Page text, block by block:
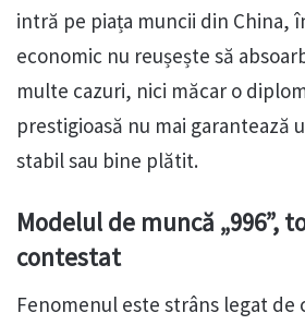
intră pe piața muncii din China,
economic nu reușește să
multe cazuri, nici măcar o
prestigioasă nu mai garantează
stabil sau bine plătit.
Modelul de muncă „996”,
contestat
Fenomenul este strâns legat de